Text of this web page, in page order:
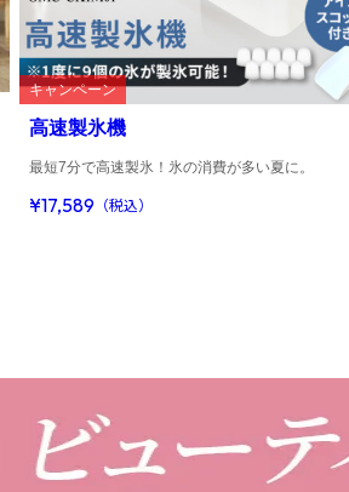
キャンペーン
高速製氷機
最短7分で高速製氷！氷の消費が多い夏に。
¥17,589 （税込）